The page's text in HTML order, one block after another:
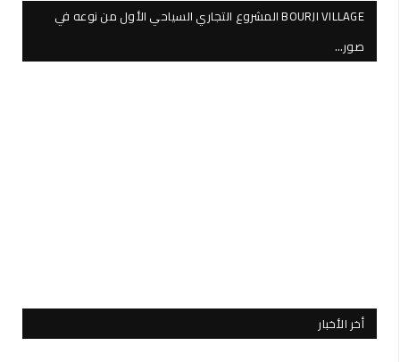
BOURJI VILLAGE المشروع التجاري السياحي الأول من نوعه في
صور…
أخر الأخبار